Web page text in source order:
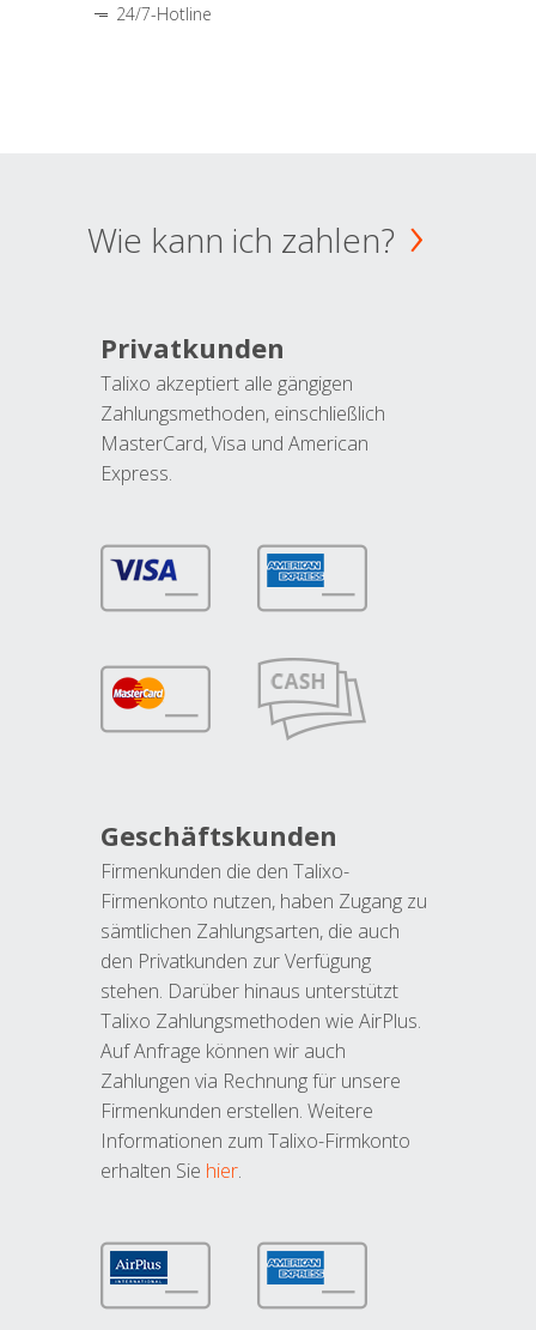
24/7-Hotline
Wie kann ich zahlen?
Privatkunden
Talixo akzeptiert alle gängigen
Zahlungsmethoden, einschließlich
MasterCard, Visa und American
Express.
Geschäftskunden
Firmenkunden die den Talixo-
Firmenkonto nutzen, haben Zugang zu
sämtlichen Zahlungsarten, die auch
den Privatkunden zur Verfügung
stehen. Darüber hinaus unterstützt
Talixo Zahlungsmethoden wie AirPlus.
Auf Anfrage können wir auch
Zahlungen via Rechnung für unsere
Firmenkunden erstellen. Weitere
Informationen zum Talixo-Firmkonto
erhalten Sie hier.